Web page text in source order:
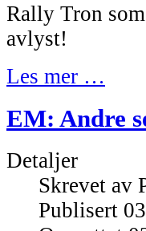
Rally Tron
avlyst!
Les mer …
EM: Andre
Detaljer
Skrevet av
Publisert